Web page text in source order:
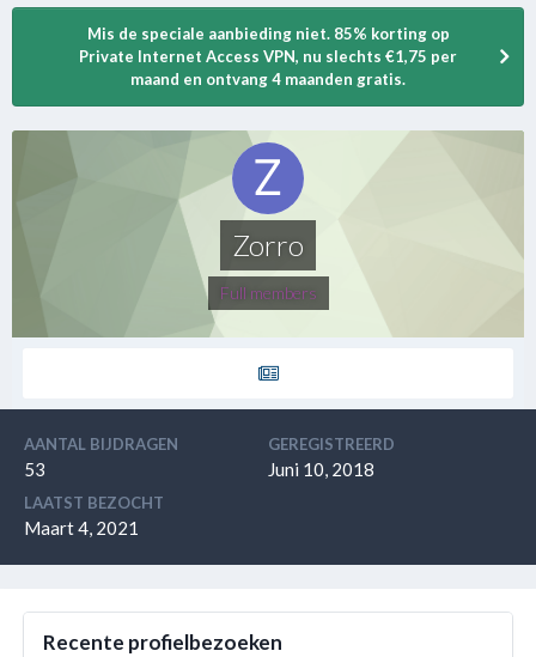
Mis de speciale aanbieding niet. 85% korting op
Private Internet Access VPN, nu slechts €1,75 per
maand en ontvang 4 maanden gratis.
Zorro
Full members
AANTAL BIJDRAGEN
53
GEREGISTREERD
Juni 10, 2018
LAATST BEZOCHT
Maart 4, 2021
Recente profielbezoeken